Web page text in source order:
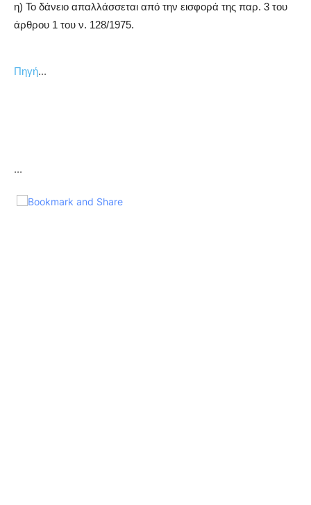
η) Το δάνειο απαλλάσσεται από την εισφορά της παρ. 3 του
άρθρου 1 του ν. 128/1975.
Πηγή...
...